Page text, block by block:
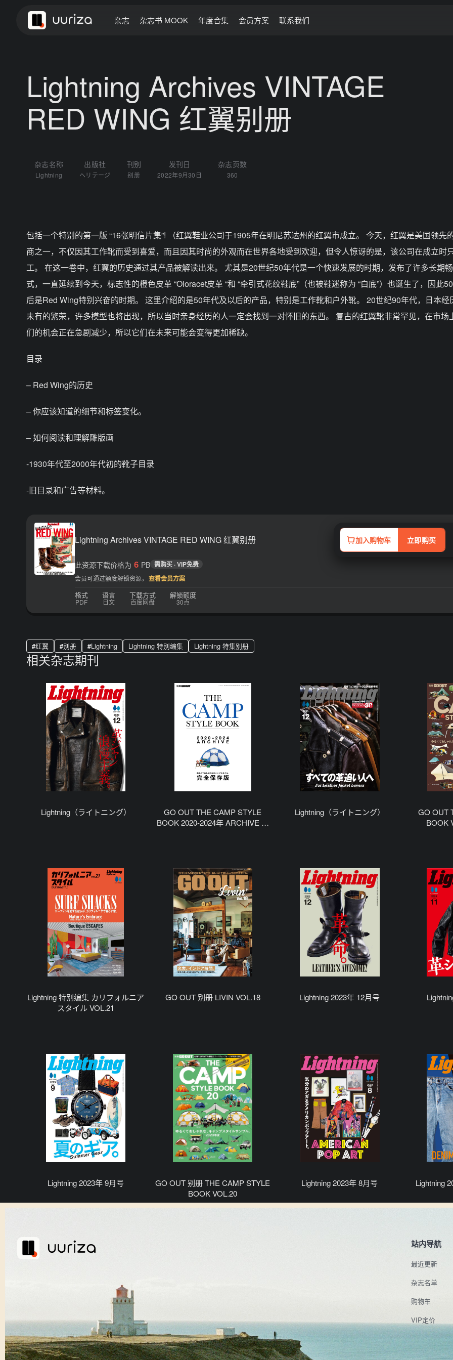
杂志 杂志书 MOOK 年度合集 会员方案 联系我们
Lightning Archives VINTAGE
RED WING 红翼别册
杂志名称
Lightning
出版社
ヘリテージ
刊别
别册
发刊日
2022年9月30日
杂志页数
360
包括一个特别的第一版 “16张明信片集”! （红翼鞋业公司于1905年在明尼苏达州的红翼市成立。 今天，红翼是美国领先
商之一，不仅因其工作靴而受到喜爱，而且因其时尚的外观而在世界各地受到欢迎，但令人惊讶的是，该公司在成立时
工。 在这一卷中，红翼的历史通过其产品被解读出来。 尤其是20世纪50年代是一个快速发展的时期，发布了许多长期
式，一直延续到今天，标志性的橙色皮革 “Oloracet皮革 “和 “牵引式花纹鞋底”（也被鞋迷称为 “白底”）也诞生了，因此
后是Red Wing特别兴奋的时期。 这里介绍的是50年代及以后的产品，特别是工作靴和户外靴。 20世纪90年代，日本经
未有的繁荣，许多模型也将出现，所以当时亲身经历的人一定会找到一对怀旧的东西。 复古的红翼靴非常罕见，在市场
们的机会正在急剧减少，所以它们在未来可能会变得更加稀缺。
目录
– Red Wing的历史
– 你应该知道的细节和标签变化。
– 如何阅读和理解雕版画
-1930年代至2000年代初的靴子目录
-旧目录和广告等材料。
Lightning Archives VINTAGE RED WING 红翼别册 加入购物车 立即购买
此资源下载价格为 6 PB 需购买 · VIP免费
会员可通过额度解锁资源， 查看会员方案
格式
PDF
语言
日文
下载方式
百度网盘
解锁额度
30点
红翼 别册 Lightning Lightning 特别编集 Lightning 特集别册
相关杂志期刊
Lightning（ライトニング）
GO OUT THE CAMP STYLE
BOOK 2020-2024年 ARCHIVE 特
Lightning（ライトニング）
GO OUT
BOOK
Lightning 特别编集 カリフォルニア
スタイル VOL.21
GO OUT 别册 LIVIN VOL.18 Lightning 2023年 12月号
Lightning 2023年 9月号
GO OUT 别册 THE CAMP STYLE
BOOK VOL.20
Lightning 2023年 8月号 Lightning
站内导航
最近更新
杂志名单
购物车
VIP定价